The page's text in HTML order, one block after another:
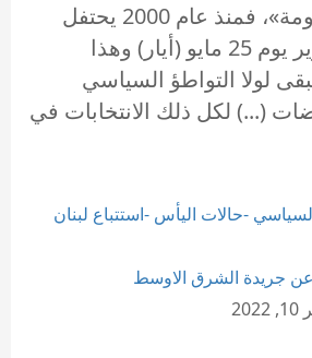
استمرارية «المقاومة»، فمنذ عام 2000 يحتفل
لبنان سنوياً بالتحرير يوم 25 مايو (أيار) وهذا
لولا التواطؤ السياسي
(...) لكل ذلك الانتخابات في
-حالات اليأس -استتباع لبنان
عن جريدة الشرق الاوسط